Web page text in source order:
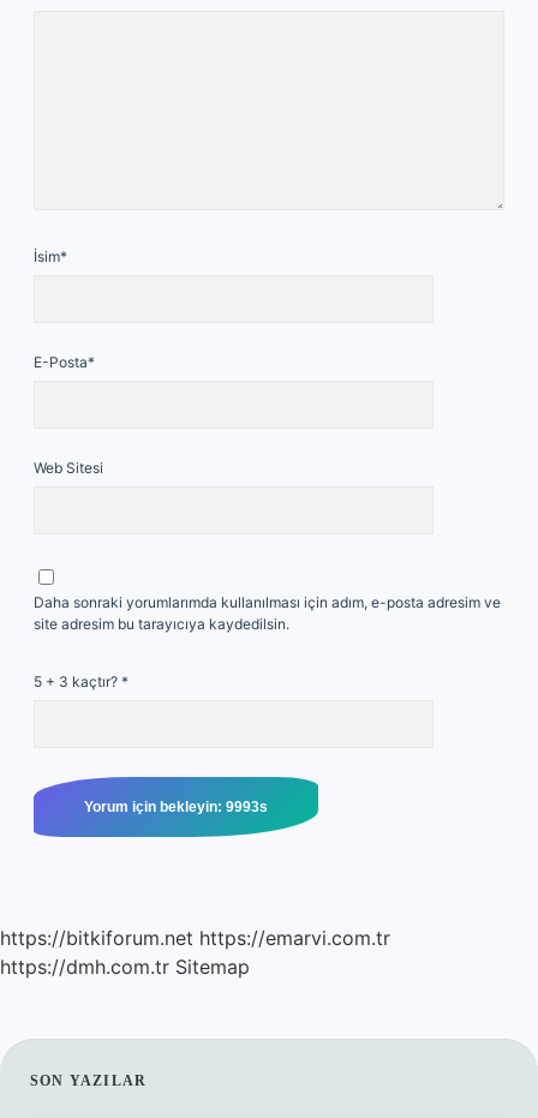
İsim*
E-Posta*
Web Sitesi
Daha sonraki yorumlarımda kullanılması için adım, e-posta adresim ve
site adresim bu tarayıcıya kaydedilsin.
5 + 3 kaçtır? *
https://bitkiforum.net https://emarvi.com.tr
https://dmh.com.tr Sitemap
SIDEBAR
SON YAZILAR